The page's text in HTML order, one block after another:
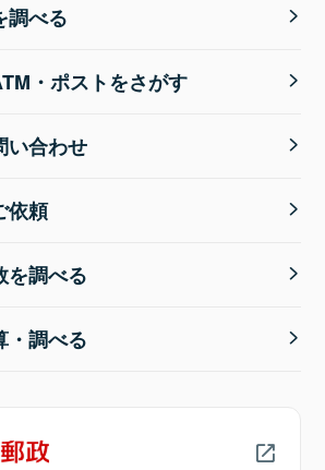
調べる
・ポストをさがす
い合わせ
依頼
を調べる
・調べる